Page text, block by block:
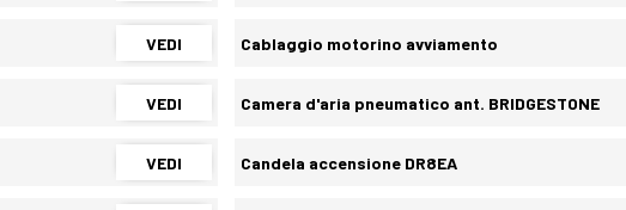
VEDI Cablaggio motorino avviamento
VEDI Camera d'aria pneumatico ant. BRIDGESTONE
VEDI Candela accensione DR8EA